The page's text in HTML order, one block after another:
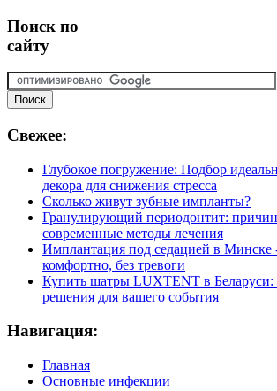
Поиск по
сайту
Свежее:
Глубокое погружение: Подбор
декора для снижения стресса
Сколько живут зубные импланты?
Гранулирующий периодонтит:
современные методы лечения
Имплантация под седацией в Минске
комфортно, без тревоги
Купить шатры LUXTENT в
решения для вашего события
Навигация:
Главная
Основные инфекции